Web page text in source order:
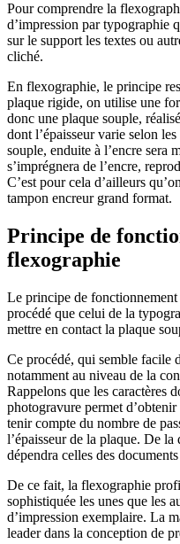
Pour comprendre la
d’impression par typographie
sur le support les textes ou
cliché.
En flexographie, le principe
plaque rigide, on utilise une
donc une plaque souple,
dont l’épaisseur varie selon
souple, enduite à l’encre sera
s’imprégnera de l’encre,
C’est pour cela d’ailleurs
tampon encreur grand format.
Principe de
flexographie
Le principe de
procédé que celui de la
mettre en contact la plaque
Ce procédé, qui semble facile
notamment au niveau de la
Rappelons que les caractères
photogravure permet
tenir compte du nombre de
l’épaisseur de la plaque. De
dépendra celles des
De ce fait, la flexographie
sophistiquée les unes que les
d’impression exemplaire. La
leader dans la conception de